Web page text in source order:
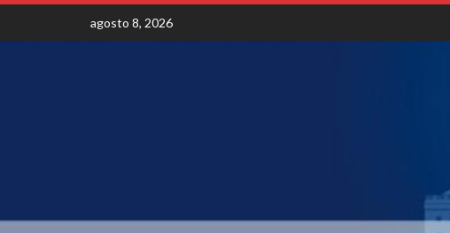
Skip
content
agosto 8, 2026